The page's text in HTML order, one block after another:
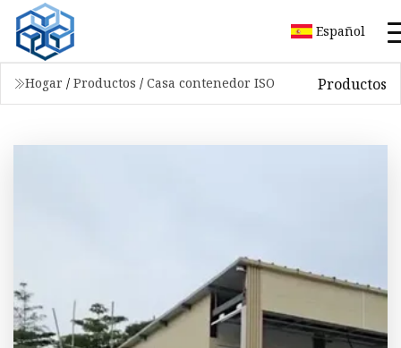
Español
Hogar / Productos / Casa contenedor ISO Productos